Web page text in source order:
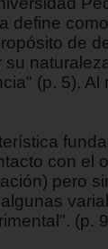
define
de
(p. 5).
con el
pero
(p.